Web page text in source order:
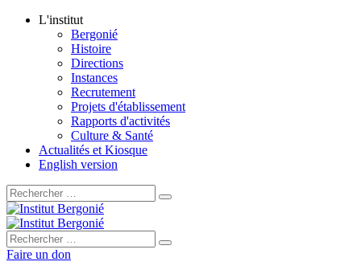
L'institut
Bergonié
Histoire
Directions
Instances
Recrutement
Projets d'établissement
Rapports d'activités
Culture & Santé
Actualités et Kiosque
English version
Rechercher :
Rechercher :
Faire un don